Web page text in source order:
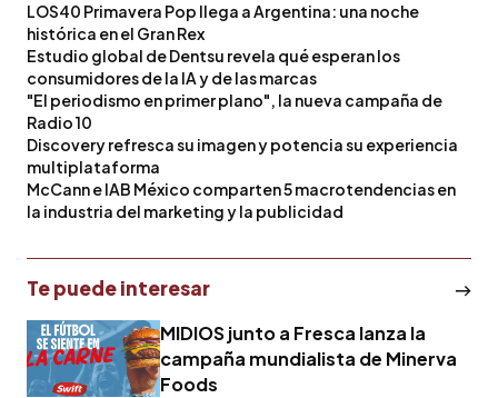
LOS40 Primavera Pop llega a Argentina: una noche
histórica en el Gran Rex
Estudio global de Dentsu revela qué esperan los
consumidores de la IA y de las marcas
"El periodismo en primer plano", la nueva campaña de
Radio 10
Discovery refresca su imagen y potencia su experiencia
multiplataforma
McCann e IAB México comparten 5 macrotendencias en
la industria del marketing y la publicidad
Te puede interesar
MIDIOS junto a Fresca lanza la
campaña mundialista de Minerva
Foods